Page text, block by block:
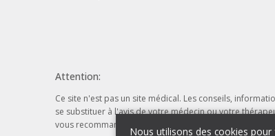
Attention:
Ce site n'est pas un site médical. Les conseils,
se substituer à l'avis de votre médecin ou votre
vous recommander l'utilisation d'un produit. Si tel n'est
Nous utilisons des cookies pour